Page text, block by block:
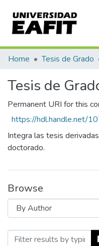
Communities &
Home Tesis de Grado
Tesis de
Permanent URI for this
https://hdl.handle.net/
Integra las tesis
doctorado.
Browse
Browsing Tesis